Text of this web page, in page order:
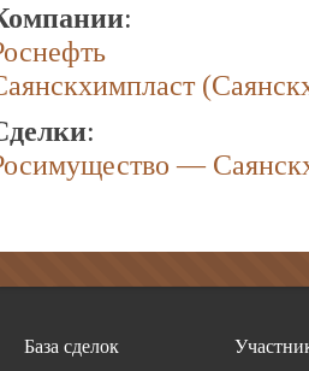
:
:
—
База сделок